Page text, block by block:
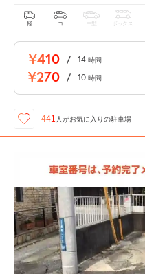
軽 コ 中型 ボックス
¥410 / 14 時間
¥270 / 10 時間
441 人がお気に入りの駐車場